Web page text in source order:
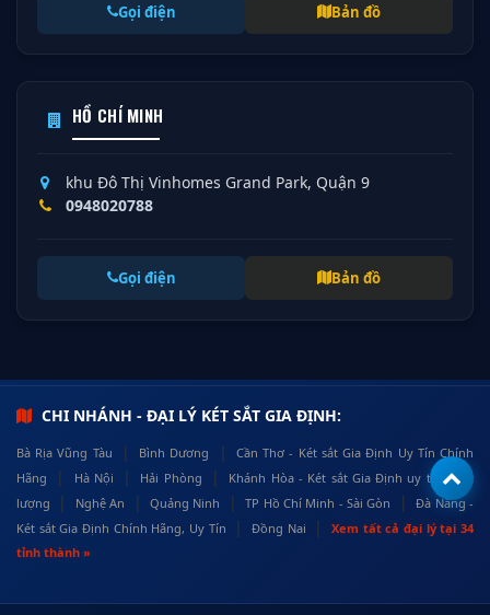
Gọi điện Bản đồ
HỒ CHÍ MINH
khu Đô Thị Vinhomes Grand Park, Quận 9
0948020788
Gọi điện Bản đồ
CHI NHÁNH - ĐẠI LÝ KÉT SẮT GIA ĐỊNH:
Bà Rịa Vũng Tàu | Bình Dương |
Cần Thơ - Két sắt Gia Định Uy Tín Chính
Hãng
| Hà Nội | Hải Phòng |
Khánh Hòa - Két sắt Gia Định uy tín, chất
lượng
| Nghệ An | Quảng Ninh | TP Hồ Chí Minh - Sài Gòn |
Đà Nẵng -
Két sắt Gia Định Chính Hãng, Uy Tín
| Đồng Nai |
Xem tất cả đại lý tại 34
tỉnh thành »